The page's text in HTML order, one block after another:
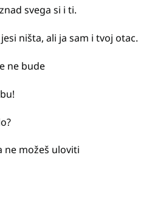
svega si i ti.
ništa, ali ja sam i tvoj otac.
ne bude
ne možeš uloviti